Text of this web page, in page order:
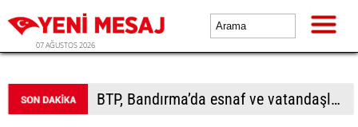
07 AĞUSTOS 2026
BTP, Bandırma’da esnaf ve vatandaşla buluştu